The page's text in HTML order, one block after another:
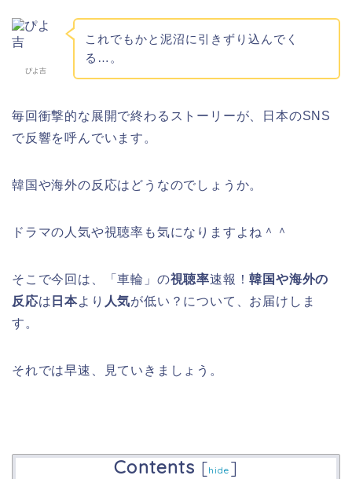
ぴよ吉
これでもかと泥沼に引きずり込んでく
る…。
毎回衝撃的な展開で終わるストーリーが、日本のSNS
で反響を呼んでいます。
韓国や海外の反応はどうなのでしょうか。
ドラマの人気や視聴率も気になりますよね＾＾
そこで今回は、「車輪」の視聴率速報！韓国や海外の
反応は 日本より 人気が低い？について、お届けしま
す。
それでは早速、見ていきましょう。
Contents [hide ]